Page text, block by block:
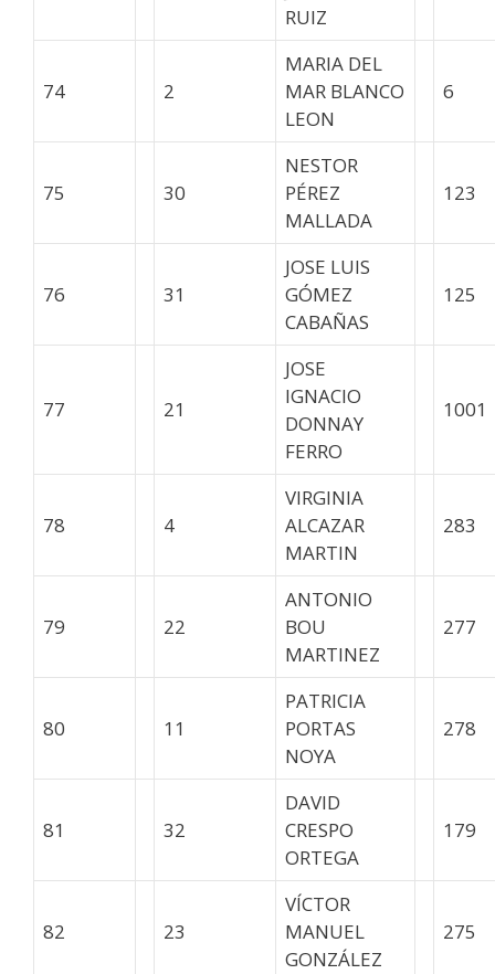
RUIZ
74 2
MARIA DEL
MAR BLANCO
LEON
6
75 30
NESTOR
PÉREZ
MALLADA
123
76 31
JOSE LUIS
GÓMEZ
CABAÑAS
125
77 21
JOSE
IGNACIO
DONNAY
FERRO
1001
78 4
VIRGINIA
ALCAZAR
MARTIN
283
79 22
ANTONIO
BOU
MARTINEZ
277
80 11
PATRICIA
PORTAS
NOYA
278
81 32
DAVID
CRESPO
ORTEGA
179
82 23
VÍCTOR
MANUEL
GONZÁLEZ
275